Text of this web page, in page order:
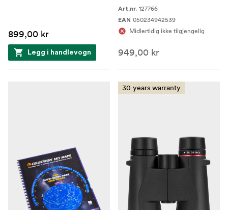
899,00 kr
Legg i handlevogn
Art.nr. 127766
EAN 050234942539
Midlertidig ikke tilgjengelig
949,00 kr
30 years warranty